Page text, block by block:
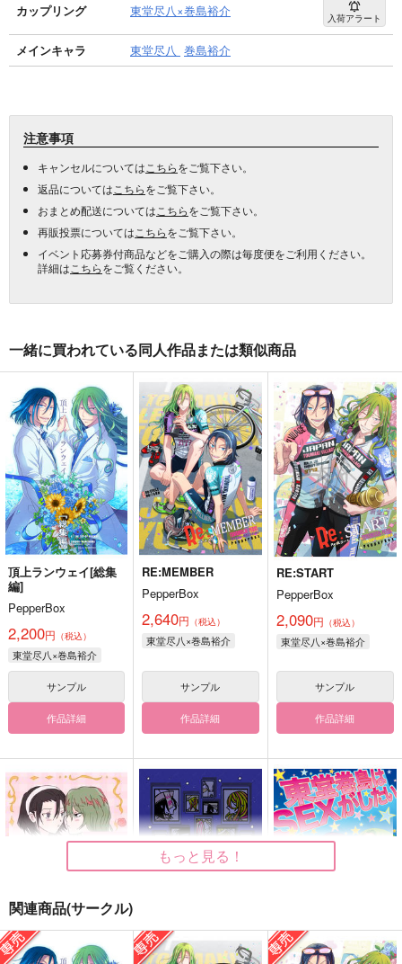
カップリング 東堂尽八×巻島裕介 入荷アラート
メインキャラ 東堂尽八 巻島裕介
注意事項
キャンセルについては こちらをご覧下さい。
返品については こちらをご覧下さい。
おまとめ配送については こちらをご覧下さい。
再販投票については こちらをご覧下さい。
イベント応募券付商品などをご購入の際は毎度便をご利用ください。
詳細は こちらをご覧ください。
一緒に買われている同人作品または類似商品
頂上ランウェイ[総集
編]
PepperBox
2,200円 （税込）
東堂尽八×巻島裕介
サンプル
作品詳細
RE:MEMBER
PepperBox
2,640円 （税込）
東堂尽八×巻島裕介
サンプル
作品詳細
RE:START
PepperBox
2,090円 （税込）
東堂尽八×巻島裕介
サンプル
作品詳細
はじまり、おわり、こ
君とシネマアイスキャ
東堂巻島はSEXがした
もっと見る！
関連商品(サークル)